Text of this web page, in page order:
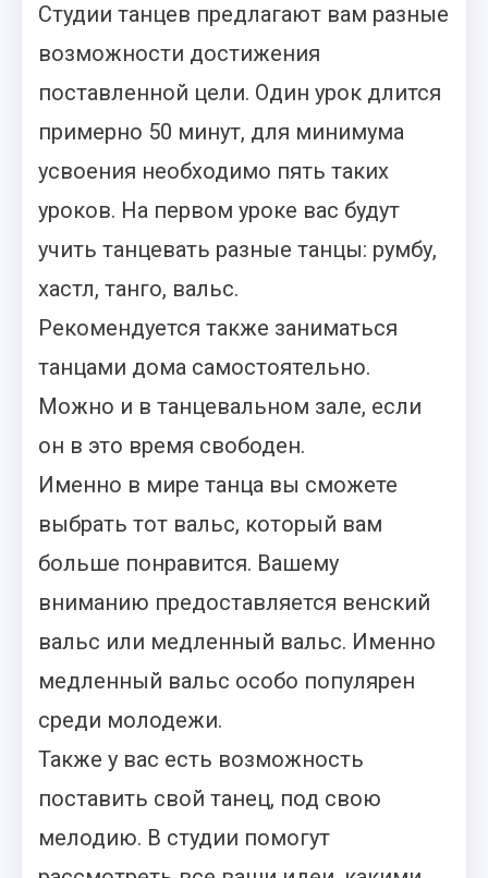
Студии танцев предлагают вам разные
возможности достижения
поставленной цели. Один урок длится
примерно 50 минут, для минимума
усвоения необходимо пять таких
уроков. На первом уроке вас будут
учить танцевать разные танцы: румбу,
хастл, танго, вальс.
Рекомендуется также заниматься
танцами дома самостоятельно.
Можно и в танцевальном зале, если
он в это время свободен.
Именно в мире танца вы сможете
выбрать тот вальс, который вам
больше понравится. Вашему
вниманию предоставляется венский
вальс или медленный вальс. Именно
медленный вальс особо популярен
среди молодежи.
Также у вас есть возможность
поставить свой танец, под свою
мелодию. В студии помогут